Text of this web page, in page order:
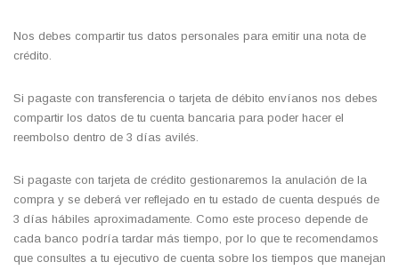
Nos debes compartir tus datos personales para emitir una nota de
crédito.
Si pagaste con transferencia o tarjeta de débito envíanos nos debes
compartir los datos de tu cuenta bancaria para poder hacer el
reembolso dentro de 3 días avilés.
Si pagaste con tarjeta de crédito gestionaremos la anulación de la
compra y se deberá ver reflejado en tu estado de cuenta después de
3 días hábiles aproximadamente. Como este proceso depende de
cada banco podría tardar más tiempo, por lo que te recomendamos
que consultes a tu ejecutivo de cuenta sobre los tiempos que manejan